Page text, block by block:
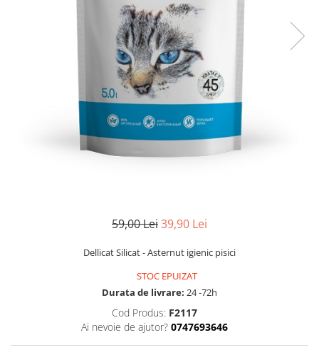
59,00 Lei39,90 Lei
Dellicat Silicat - Asternut igienic pisici
STOC EPUIZAT
Durata de livrare: 24 -72h
Cod Produs: F2117
Ai nevoie de ajutor? 0747693646